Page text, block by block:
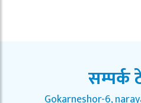
सम्पर्क